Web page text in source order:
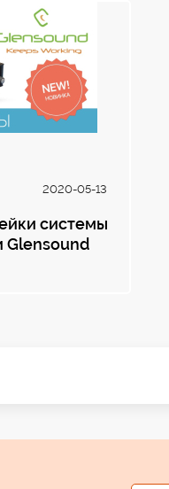
2020-05-13
системы
Glensound